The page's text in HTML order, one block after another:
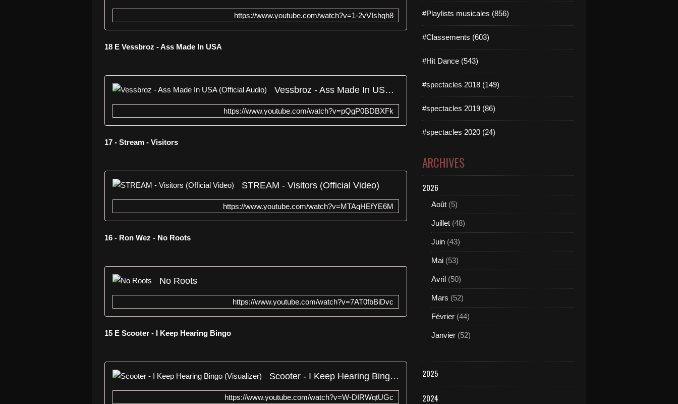
https://www.youtube.com/watch?v=1-2vVIshgh8
18 E Vessbroz - Ass Made In USA
Vessbroz - Ass Made In USA (Official Audio)
https://www.youtube.com/watch?v=pQgP0BDBXFk
17 - Stream - Visitors
STREAM - Visitors (Official Video)
https://www.youtube.com/watch?v=MTAqHEfYE6M
16 - Ron Wez - No Roots
No Roots
https://www.youtube.com/watch?v=7AT0fbBiDvc
15 E Scooter - I Keep Hearing Bingo
Scooter - I Keep Hearing Bingo (Visualizer)
https://www.youtube.com/watch?v=W-DIRWqtUGc
#Playlists musicales (856)
#Classements (603)
#Hit Dance (543)
#spectacles 2018 (149)
#spectacles 2019 (86)
#spectacles 2020 (24)
ARCHIVES
2026
Août (5)
Juillet (48)
Juin (43)
Mai (53)
Avril (50)
Mars (52)
Février (44)
Janvier (52)
2025
2024